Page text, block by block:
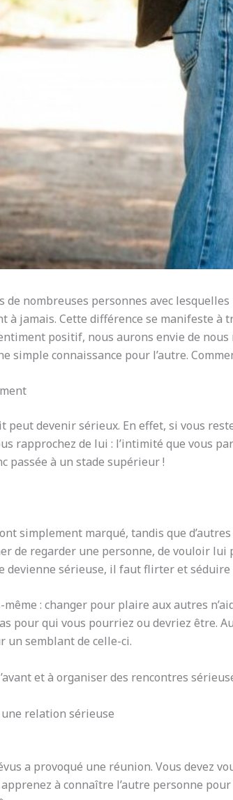
de nombreuses personnes avec
à jamais. Cette différence se manifeste
positif, nous aurons envie de
simple connaissance pour l’autre.
peut devenir sérieux. En effet, si vous
rapprochez de lui : l’intimité que vous
passée à un stade supérieur !
simplement marqué, tandis que
de regarder une personne, de vouloir
devienne sérieuse, il faut flirter et
même : changer pour plaire aux autres
pour qui vous pourriez ou devriez être.
un semblant de celle-ci.
et à organiser des rencontres
relation sérieuse
a provoqué une réunion. Vous devez
à connaître l’autre personne